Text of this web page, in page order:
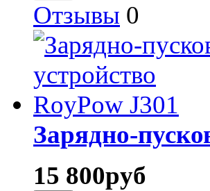
Отзывы 0
Зарядно-
15 800руб